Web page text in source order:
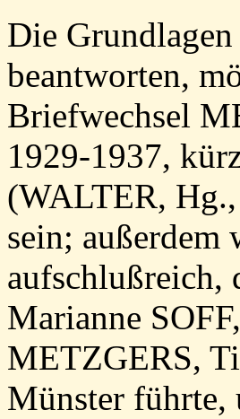
Die
beantworten,
Briefwechsel
1929-1937,
(WALTER,
sein; außerdem
aufschlußreich,
Marianne
METZGERS,
Münster führte,